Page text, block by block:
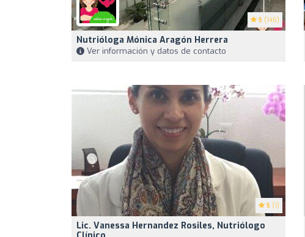
5 (145)
Nutrióloga Mónica Aragón Herrera
Ver información y datos de contacto
5 (1)
Lic. Vanessa Hernandez Rosiles, Nutriólogo